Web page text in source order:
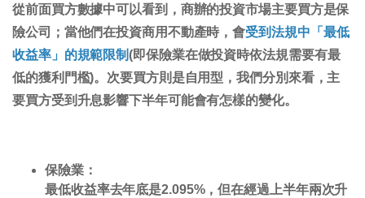
從前面買方數據中可以看到，商辦的投資市場主要買方是保
險公司；當他們在投資商用不動產時，會受到法規中「最低
收益率」的規範限制(即保險業在做投資時依法規需要有最
低的獲利門檻)。次要買方則是自用型，我們分別來看，主
要買方受到升息影響下半年可能會有怎樣的變化。
保險業：
最低收益率去年底是2.095%，但在經過上半年兩次升